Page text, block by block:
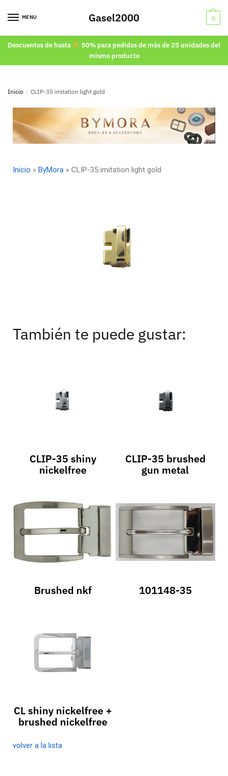
MENU Gasel2000 0
Descuentos de hasta
50% para pedidos de más de 25 unidades del
mismo producto
Inicio / CLIP-35 imitation light gold
Inicio » ByMora » CLIP-35 imitation light gold
También te puede gustar:
CLIP-35 shiny
nickelfree
CLIP-35 brushed
gun metal
Brushed nkf 101148-35
CL shiny nickelfree +
brushed nickelfree
volver a la lista